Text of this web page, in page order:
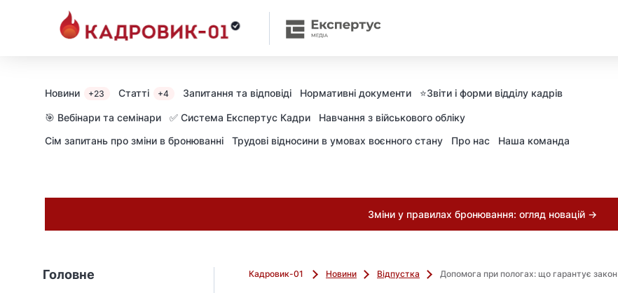
Новини +23 Статті +4 Запитання та відповіді Нормативні документи ⭐️Звіти і форми відділу кадрів
🎯 Вебінари та семінари ✅ Система Експертус Кадри
Навчання з військового обліку
Сім запитань про зміни в бронюванні
Трудові відносини в умовах воєнного стану Про нас Наша команда
Зміни у правилах бронювання: огляд новацій →
Головне Кадровик-01 Новини Відпустка Допомога при пологах: що гарантує закон